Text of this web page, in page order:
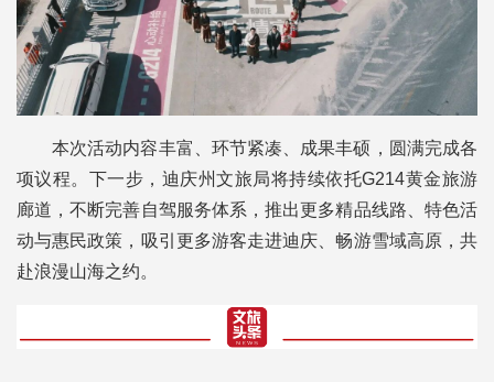
本次活动内容丰富、环节紧凑、成果丰硕，圆满完成各
项议程。下一步，迪庆州文旅局将持续依托G214黄金旅游
廊道，不断完善自驾服务体系，推出更多精品线路、特色活
动与惠民政策，吸引更多游客走进迪庆、畅游雪域高原，共
赴浪漫山海之约。